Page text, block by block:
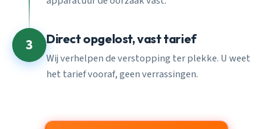
3 Direct opgelost, vast tarief
Wij verhelpen de verstopping ter plekke. U weet
het tarief vooraf, geen verrassingen.